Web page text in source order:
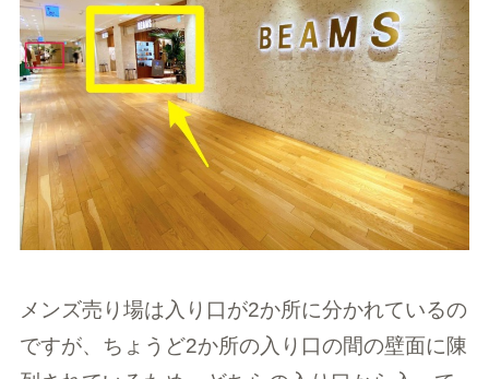
メンズ売り場は入り口が2か所に分かれているの
ですが、ちょうど2か所の入り口の間の壁面に陳